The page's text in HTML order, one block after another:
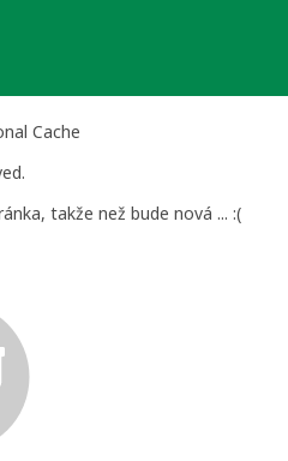
Cache
takže než bude nová ... :(